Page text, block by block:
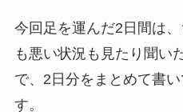
今回足を運んだ2日間は
も悪い状況も見たり聞い
で、2日分をまとめて書
す。